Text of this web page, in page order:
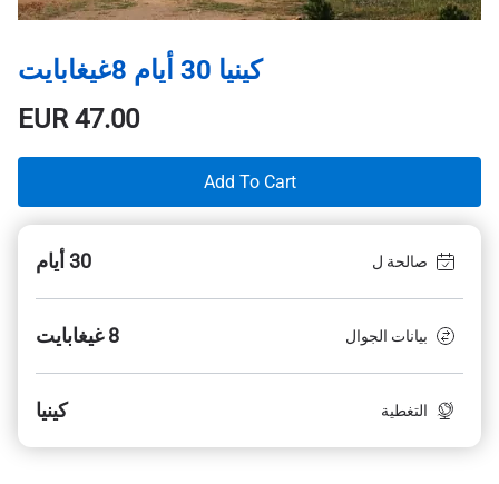
كينيا 30 أيام 8غيغابايت
EUR47.00
Add To Cart
صالحة ل 30 أيام
بيانات الجوال 8 غيغابايت
التغطية كينيا